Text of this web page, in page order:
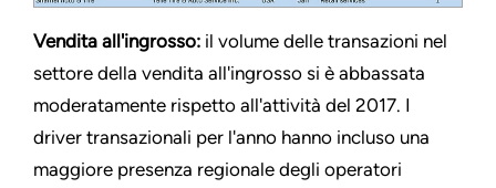
Vendita all'ingrosso: il volume delle transazioni nel
settore della vendita all'ingrosso si è abbassata
moderatamente rispetto all'attività del 2017. I
driver transazionali per l'anno hanno incluso una
maggiore presenza regionale degli operatori